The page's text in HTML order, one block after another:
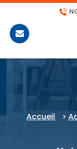
CONTACT
Accueil >